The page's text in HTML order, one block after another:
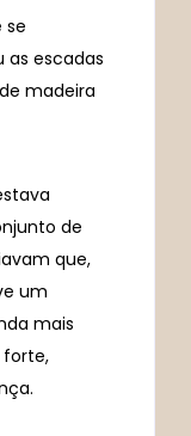
se
as escadas
madeira
de
que,
um
mais
forte,